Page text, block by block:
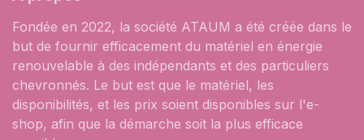
Fondée en 2022, la société ATAUM a été créée dans le
but de fournir efficacement du matériel en énergie
renouvelable à des indépendants et des particuliers
chevronnés. Le but est que le matériel, les
disponibilités, et les prix soient disponibles sur l'e-
shop, afin que la démarche soit la plus efficace